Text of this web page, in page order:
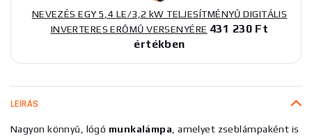
NEVEZÉS EGY 5,4 LE/3,2 kW TELJESÍTMÉNYŰ DIGITÁLIS
INVERTERES ERŐMŰ VERSENYÉRE 431 230 Ft
értékben
LEÍRÁS
Nagyon könnyű, lógó munkalámpa , amelyet zseblámpaként is